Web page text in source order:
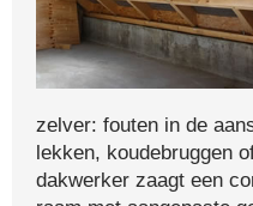
zelver: fouten in de
lekken, koudebruggen
dakwerker zaagt een